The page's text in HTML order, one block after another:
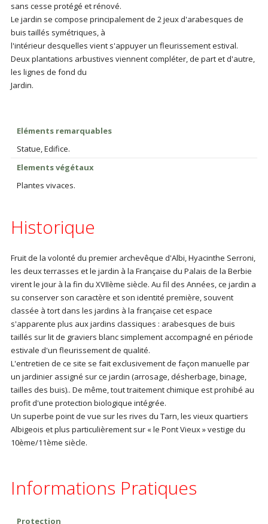
sans cesse protégé et rénové.
Le jardin se compose principalement de 2 jeux d'arabesques de
buis taillés symétriques, à
l'intérieur desquelles vient s'appuyer un fleurissement estival.
Deux plantations arbustives viennent compléter, de part et d'autre,
les lignes de fond du
Jardin.
Eléments remarquables
Statue, Edifice.
Elements végétaux
Plantes vivaces.
Historique
Fruit de la volonté du premier archevêque d'Albi, Hyacinthe Serroni,
les deux terrasses et le jardin à la Française du Palais de la Berbie
virent le jour à la fin du XVIIème siècle. Au fil des Années, ce jardin a
su conserver son caractère et son identité première, souvent
classée à tort dans les jardins à la française cet espace
s'apparente plus aux jardins classiques : arabesques de buis
taillés sur lit de graviers blanc simplement accompagné en période
estivale d'un fleurissement de qualité.
L'entretien de ce site se fait exclusivement de façon manuelle par
un jardinier assigné sur ce jardin (arrosage, désherbage, binage,
tailles des buis).. De même, tout traitement chimique est prohibé au
profit d'une protection biologique intégrée.
Un superbe point de vue sur les rives du Tarn, les vieux quartiers
Albigeois et plus particulièrement sur « le Pont Vieux » vestige du
10ème/11ème siècle.
Informations Pratiques
Protection